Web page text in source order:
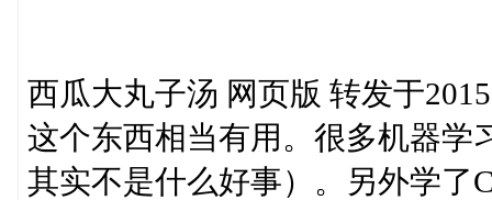
西瓜大丸子汤 网页版 转发于
这个东西相当有用。很多机器学
其实不是什么好事）。另外学了